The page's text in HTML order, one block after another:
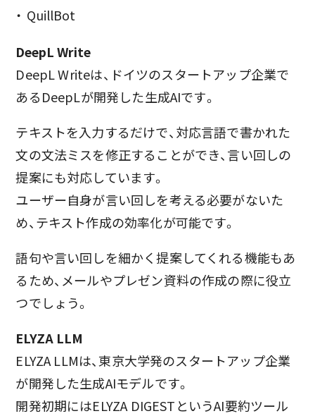
QuillBot
DeepL Write
DeepL Writeは、ドイツのスタートアップ企業で
あるDeepLが開発した生成AIです。
テキストを入力するだけで、対応言語で書かれた
文の文法ミスを修正することができ、言い回しの
提案にも対応しています。
ユーザー自身が言い回しを考える必要がないた
め、テキスト作成の効率化が可能です。
語句や言い回しを細かく提案してくれる機能もあ
るため、メールやプレゼン資料の作成の際に役立
つでしょう。
ELYZA LLM
ELYZA LLMは、東京大学発のスタートアップ企業
が開発した生成AIモデルです。
開発初期にはELYZA DIGESTというAI要約ツール